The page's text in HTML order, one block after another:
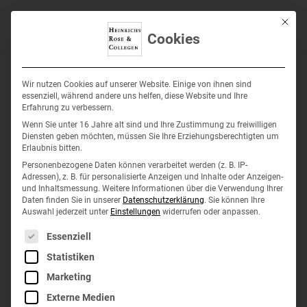
Werden Sie Teil
unseres Teams
Mit
Cookies
Wir nutzen Cookies auf unserer Website. Einige von ihnen sind
essenziell, während andere uns helfen, diese Website und Ihre
Erfahrung zu verbessern.
Wenn Sie unter 16 Jahre alt sind und Ihre Zustimmung zu freiwilligen
Diensten geben möchten, müssen Sie Ihre Erziehungsberechtigten um
Erlaubnis bitten.
Personenbezogene Daten können verarbeitet werden (z. B. IP-
Adressen), z. B. für personalisierte Anzeigen und Inhalte oder Anzeigen-
und Inhaltsmessung. Weitere Informationen über die Verwendung Ihrer
Daten finden Sie in unserer Datenschutzerklärung. Sie können Ihre
Auswahl jederzeit unter Einstellungen widerrufen oder anpassen.
Es folgt eine Liste der Service-Gruppen, für die
Essenziell
Statistiken
Marketing
Externe Medien